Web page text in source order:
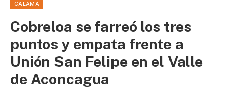
CALAMA
Cobreloa se farreó los tres
puntos y empata frente a
Unión San Felipe en el Valle
de Aconcagua